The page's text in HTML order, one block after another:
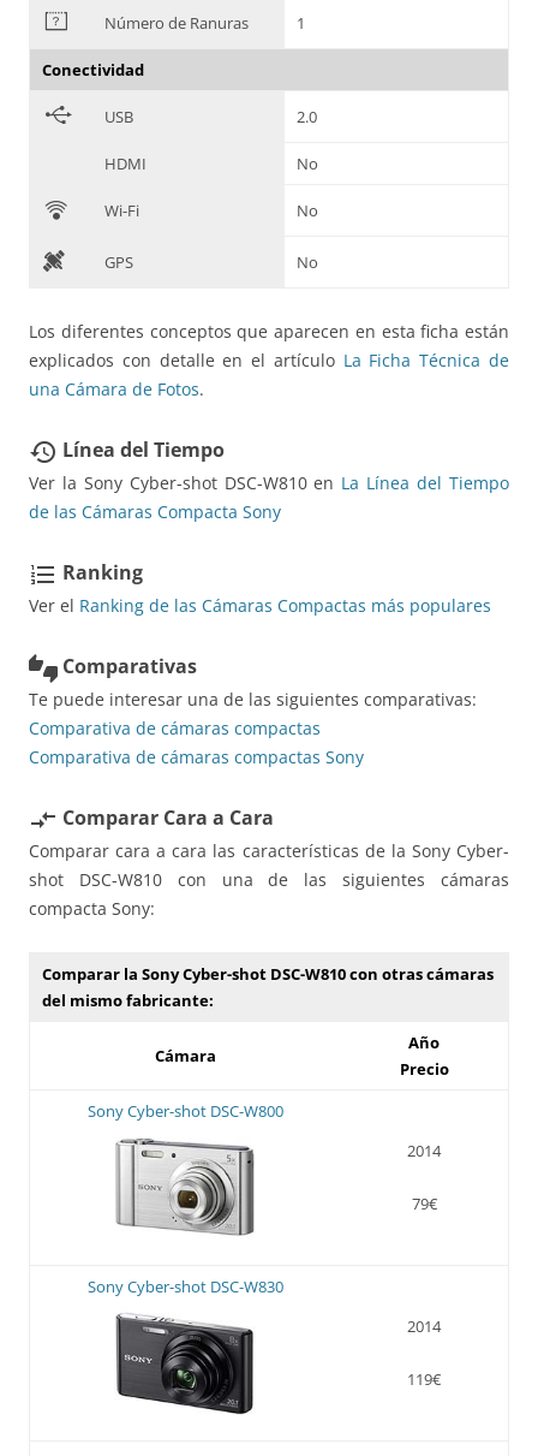
@ Número de Ranuras 1
Conectividad
B USB 2.0
HDMI No
C Wi-Fi No
D GPS No
Los diferentes conceptos que aparecen en esta ficha están
explicados con detalle en el artículo La Ficha Técnica de
una Cámara de Fotos.
restore Línea del Tiempo
Ver la Sony Cyber-shot DSC-W810 en La Línea del Tiempo
de las Cámaras Compacta Sony
format_list_numbered Ranking
Ver el Ranking de las Cámaras Compactas más populares
thumbs_up_down Comparativas
Te puede interesar una de las siguientes comparativas:
Comparativa de cámaras compactas
Comparativa de cámaras compactas Sony
compare_arrows Comparar Cara a Cara
Comparar cara a cara las características de la Sony Cyber-
shot DSC-W810 con una de las siguientes cámaras
compacta Sony:
Comparar la Sony Cyber-shot DSC-W810 con otras cámaras
del mismo fabricante:
Cámara
Año
Precio
Sony Cyber-shot DSC-W800
2014
79€
Sony Cyber-shot DSC-W830
2014
119€